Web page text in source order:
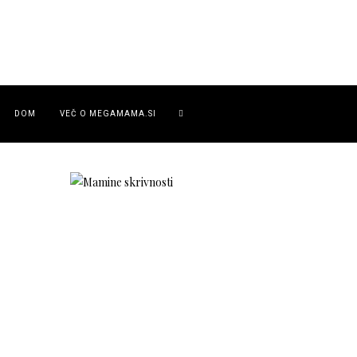
DOM VEČ O MEGAMAMA.SI